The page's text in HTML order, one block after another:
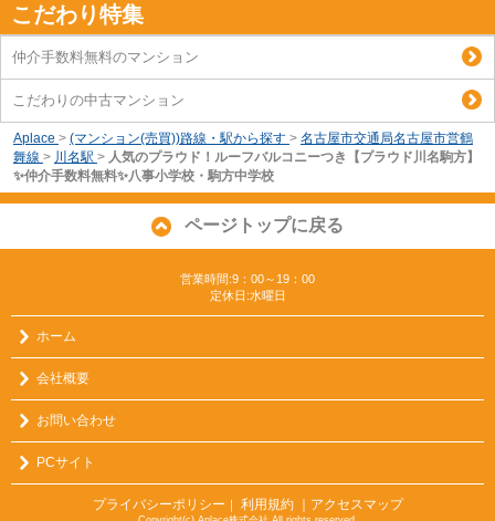
こだわり特集
仲介手数料無料のマンション
こだわりの中古マンション
Aplace > (マンション(売買))路線・駅から探す > 名古屋市交通局名古屋市営鶴
舞線 > 川名駅 > 人気のプラウド！ルーフバルコニーつき【プラウド川名駒方】
✨️仲介手数料無料✨️八事小学校・駒方中学校
ページトップに戻る
営業時間:9：00～19：00
定休日:水曜日
ホーム
会社概要
お問い合わせ
PCサイト
プライバシーポリシー ｜ 利用規約 ｜アクセスマップ